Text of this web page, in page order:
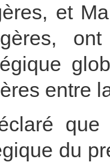
et
entre
que
du